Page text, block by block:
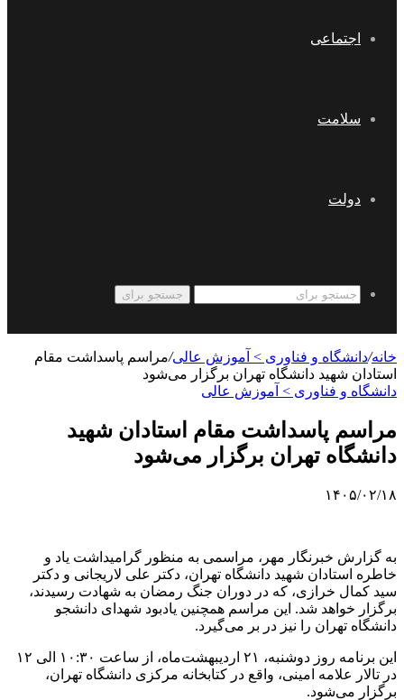
اجتماعی
سلامت
دولت
جستجو برای
خانه/دانشگاه و فناوری > آموزش عالی/مراسم پاسداشت مقام
استادان شهید دانشگاه تهران برگزار می‌شود
دانشگاه و فناوری > آموزش عالی
مراسم پاسداشت مقام استادان شهید
دانشگاه تهران برگزار می‌شود
۱۴۰۵/۰۲/۱۸
به گزارش خبرنگار مهر، مراسمی به منظور گرامیداشت یاد و
خاطره استادان شهید دانشگاه تهران، دکتر علی لاریجانی و دکتر
سید کمال خرازی، که در دوران جنگ رمضان به شهادت رسیدند،
برگزار خواهد شد. این مراسم همچنین یادبود شهدای دانشجو
دانشگاه تهران را نیز در بر می‌گیرد.
این برنامه روز دوشنبه، ۲۱ اردیبهشت‌ماه، از ساعت ۱۰:۳۰ الی ۱۲
در تالار علامه امینی، واقع در کتابخانه مرکزی دانشگاه تهران،
برگزار می‌شود.